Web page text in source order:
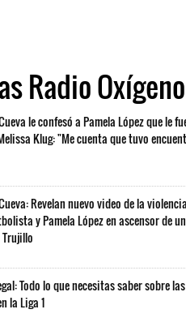
Radio Oxígeno
le confesó a Pamela López que le
Klug: "Me cuenta que tuvo
Revelan nuevo video de la
y Pamela López en ascensor de un
Todo lo que necesitas saber sobre las
la Liga 1